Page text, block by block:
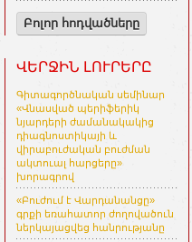
Բոլոր հոդվածները
ՎԵՐՋԻՆ ԼՈՒՐԵՐԸ
Գիտագործնական սեմինար
«Վնասված պերիֆերիկ
նյարդերի ժամանակակից
դիագնոստիկայի և
վիրաբուժական բուժման
ակտուալ հարցերը»
խորագրով
«Բուժում է Վարդանանցը»
գրքի եռահատոր ժողովածուն
ներկայացվեց հանրությանը